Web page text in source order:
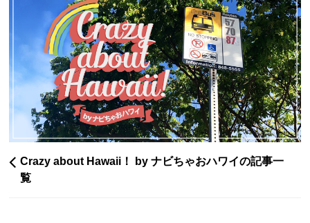
Crazy about Hawaii！ by ナビちゃおハワイの記事一
覧